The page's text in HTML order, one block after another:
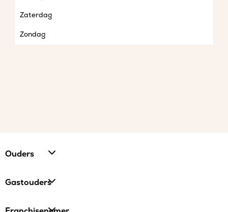
Zaterdag
Zondag
Ouders
Gastouders